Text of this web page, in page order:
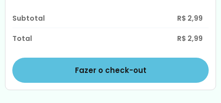
R$ 2,99
R$ 2,99
Fazer o check-out